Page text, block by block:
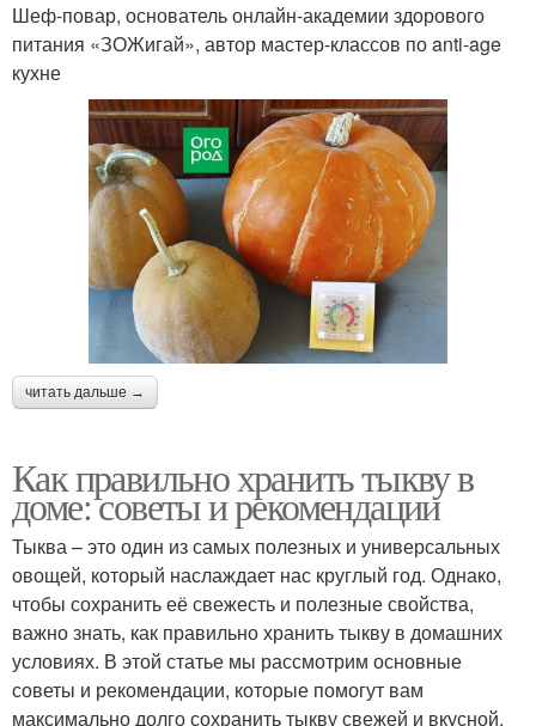
Шеф-повар, основатель онлайн-академии здорового
питания «ЗОЖигай», автор мастер-классов по anti-age
кухне
читать дальше →
Как правильно хранить тыкву в
доме: советы и рекомендации
Тыква – это один из самых полезных и универсальных
овощей, который наслаждает нас круглый год. Однако,
чтобы сохранить её свежесть и полезные свойства,
важно знать, как правильно хранить тыкву в домашних
условиях. В этой статье мы рассмотрим основные
советы и рекомендации, которые помогут вам
максимально долго сохранить тыкву свежей и вкусной.